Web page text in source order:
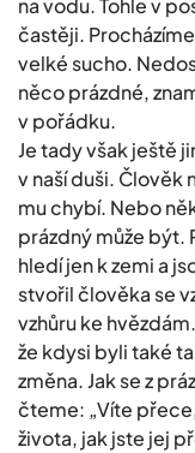
na vodu. Tohle v
častěji.
velké sucho.
něco prázdné,
v pořádku.
Je tady však ještě
v naší duši. Člověk
mu chybí. Nebo
prázdný může být.
hledí jen k zemi a
stvořil člověka se
vzhůru ke
že kdysi byli také
změna. Jak se z
čteme: „Víte
života, jak jste jej